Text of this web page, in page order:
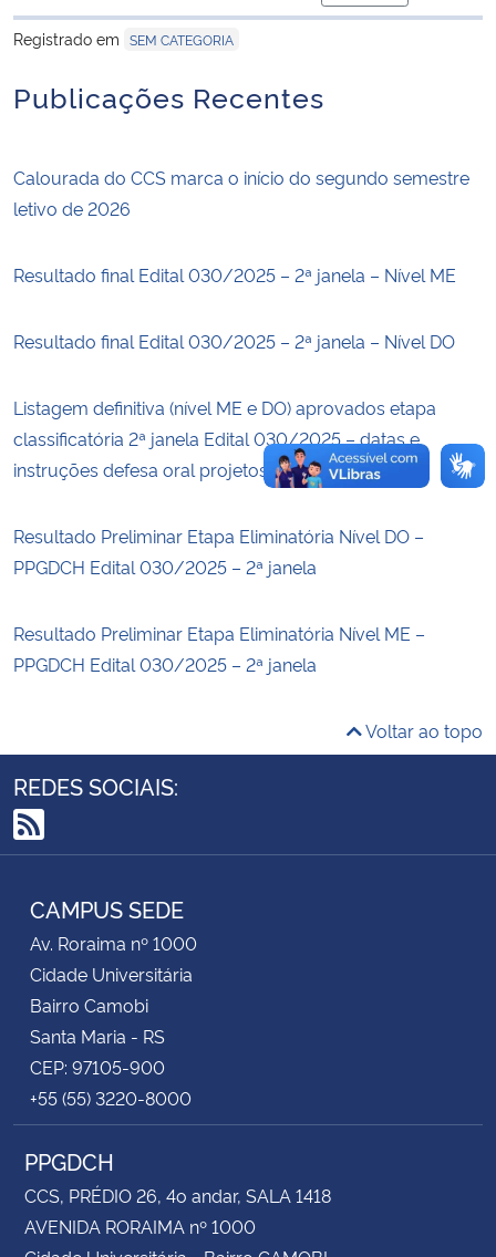
Ministério do Meio Ambiente
Controladoria-Geral da União
Gabinete de Segurança Institucional
para área de
Registrado em SEM CATEGORIA
Publicações Recentes
Calourada do CCS marca o início do segundo semestre
letivo de 2026
Resultado final Edital 030/2025 – 2ª janela – Nível ME
Resultado final Edital 030/2025 – 2ª janela – Nível DO
Listagem definitiva (nível ME e DO) aprovados etapa
classificatória 2ª janela Edital 030/2025 – datas e
instruções defesa oral projetos
Resultado Preliminar Etapa Eliminatória Nível DO –
PPGDCH Edital 030/2025 – 2ª janela
Resultado Preliminar Etapa Eliminatória Nível ME –
PPGDCH Edital 030/2025 – 2ª janela
Voltar ao topo
REDES SOCIAIS:
RSS
CAMPUS SEDE
Av. Roraima nº 1000
Cidade Universitária
Bairro Camobi
Santa Maria - RS
CEP: 97105-900
+55 (55) 3220-8000
PPGDCH
CCS, PRÉDIO 26, 4o andar, SALA 1418
AVENIDA RORAIMA nº 1000